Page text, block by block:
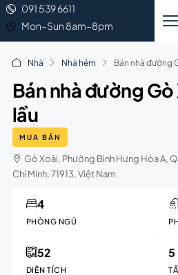
091 539 6611
Mon–Sun 8am–8pm
Nhà Nhà hẻm Bán nhà đường
Bán nhà đường Gò
lầu
MUA BÁN
Gò Xoài, Phường Bình Hưng Hòa A,
Chí Minh, 71913, Việt Nam
PHÒNG NGỦ
4
DIỆN TÍCH
52 5